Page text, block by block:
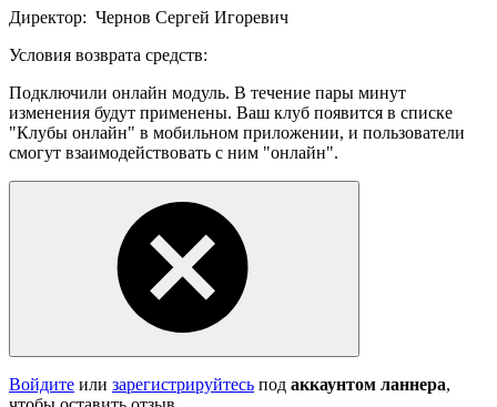
Директор: Чернов Сергей Игоревич
Условия возврата средств:
Подключили онлайн модуль. В течение пары минут
изменения будут применены. Ваш клуб появится в списке
"Клубы онлайн" в мобильном приложении, и пользователи
смогут взаимодействовать с ним "онлайн".
Войдите или зарегистрируйтесь под аккаунтом ланнера,